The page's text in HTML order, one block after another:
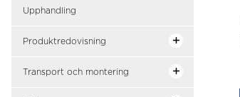
Upphandling
Produktredovisning
Transport och montering